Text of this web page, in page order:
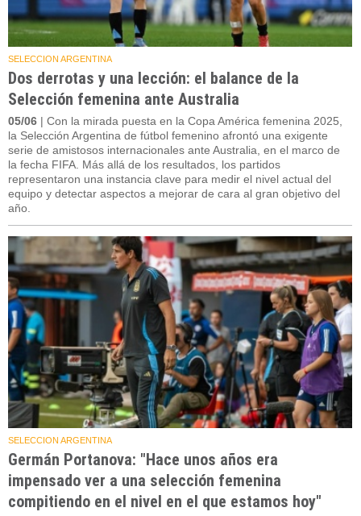
SELECCION ARGENTINA
Dos derrotas y una lección: el balance de la
Selección femenina ante Australia
05/06 | Con la mirada puesta en la Copa América femenina 2025,
la Selección Argentina de fútbol femenino afrontó una exigente
serie de amistosos internacionales ante Australia, en el marco de
la fecha FIFA. Más allá de los resultados, los partidos
representaron una instancia clave para medir el nivel actual del
equipo y detectar aspectos a mejorar de cara al gran objetivo del
año.
SELECCION ARGENTINA
Germán Portanova: "Hace unos años era
impensado ver a una selección femenina
compitiendo en el nivel en el que estamos hoy"